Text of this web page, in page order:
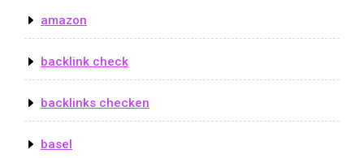
amazon
backlink check
backlinks checken
basel